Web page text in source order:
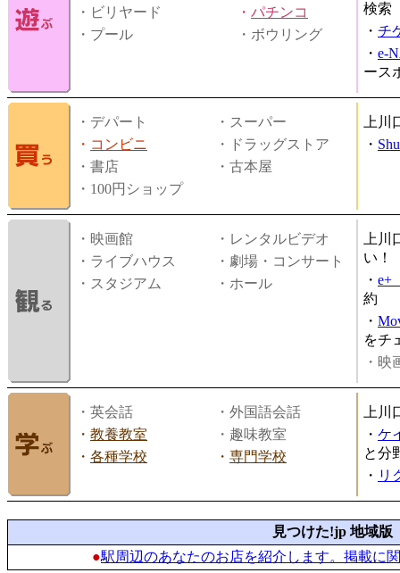
・ビリヤード
・ パチンコ
・プール
・ボウリング
検索
・ チ
・ e-
ース
・デパート
・スーパー
・ コンビニ
・ドラッグストア
・書店
・古本屋
・100円ショップ
上
・
・映画館
・レンタルビデオ
・ライブハウス
・劇場・コンサート
・スタジアム
・ホール
上
い！
・ e+
約
・
をチ
・映
・英会話
・外国語会話
・ 教養教室
・趣味教室
・ 各種学校 ・ 専門学校
上
・ ケ
と分
・ リ
見つけた!jp 地域版
●駅周辺のあなたのお店を紹介します。掲載に